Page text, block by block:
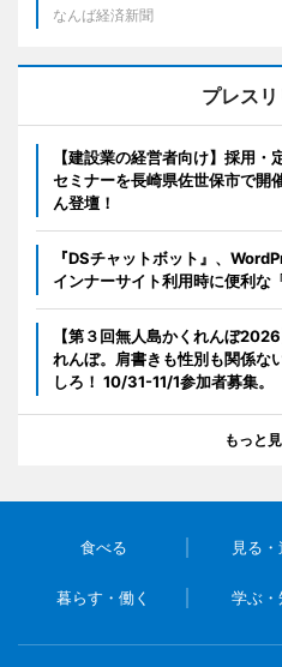
なんば経済新聞
プレス
【建設業の経営者向け】採用
セミナーを長崎県佐世保市で開
ん登壇！
『DSチャットボット』、
インナーサイト利用時に便利な
【第３回無人島かくれんぼ
れんぼ。肩書きも性別も関係な
しろ！ 10/31-11/1参加者募集。
もっと
食べる 見る
暮らす・働く 学ぶ・